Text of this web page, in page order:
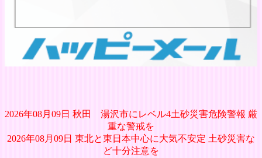
2026年08月09日 秋田 湯沢市にレベル4土砂災害危険警報 厳
重な警戒を
2026年08月09日 東北と東日本中心に大気不安定 土砂災害な
ど十分注意を